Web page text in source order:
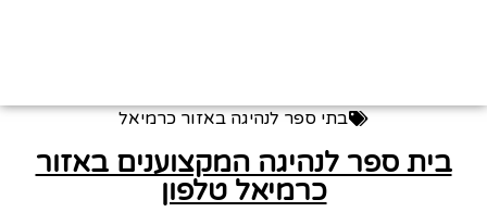
בתי ספר לנהיגה באזור כרמיאל
בית ספר לנהיגה המקצוענים באזור
כרמיאל טלפון